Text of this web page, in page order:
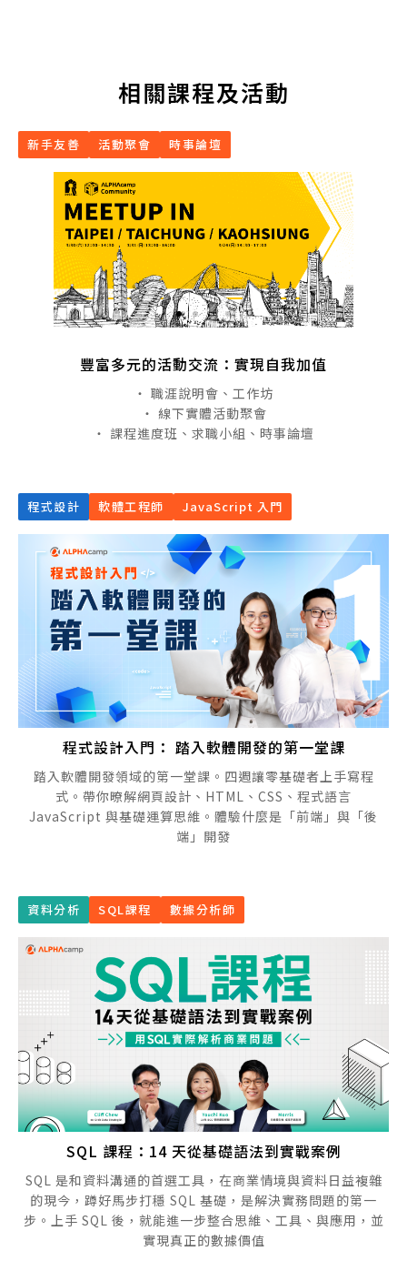
相關課程及活動
新手友善 活動聚會 時事論壇
豐富多元的活動交流：實現自我加值
・ 職涯說明會、工作坊
・ 線下實體活動聚會
・ 課程進度班、求職小組、時事論壇
程式設計 軟體工程師 JavaScript 入門
程式設計入門： 踏入軟體開發的第一堂課
踏入軟體開發領域的第一堂課。四週讓零基礎者上手寫程
式。帶你暸解網頁設計、HTML、CSS、程式語言
JavaScript 與基礎運算思維。體驗什麼是「前端」與「後
端」開發
資料分析 SQL課程 數據分析師
SQL 課程：14 天從基礎語法到實戰案例
SQL 是和資料溝通的首選工具，在商業情境與資料日益複雜
的現今，蹲好馬步打穩 SQL 基礎，是解決實務問題的第一
步。上手 SQL 後，就能進一步整合思維、工具、與應用，並
實現真正的數據價值